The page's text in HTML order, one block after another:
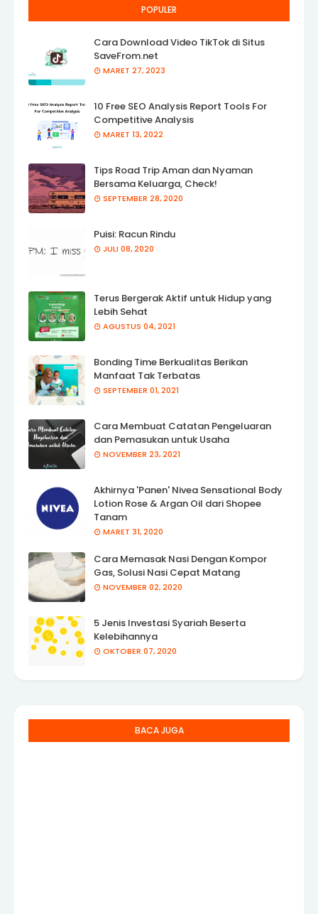
POPULER
Cara Download Video TikTok di Situs
SaveFrom.net
MARET 27, 2023
10 Free SEO Analysis Report Tools For
Competitive Analysis
MARET 13, 2022
Tips Road Trip Aman dan Nyaman
Bersama Keluarga, Check!
SEPTEMBER 28, 2020
Puisi: Racun Rindu
JULI 08, 2020
Terus Bergerak Aktif untuk Hidup yang
Lebih Sehat
AGUSTUS 04, 2021
Bonding Time Berkualitas Berikan
Manfaat Tak Terbatas
SEPTEMBER 01, 2021
Cara Membuat Catatan Pengeluaran
dan Pemasukan untuk Usaha
NOVEMBER 23, 2021
Akhirnya 'Panen' Nivea Sensational Body
Lotion Rose & Argan Oil dari Shopee
Tanam
MARET 31, 2020
Cara Memasak Nasi Dengan Kompor
Gas, Solusi Nasi Cepat Matang
NOVEMBER 02, 2020
5 Jenis Investasi Syariah Beserta
Kelebihannya
OKTOBER 07, 2020
BACA JUGA